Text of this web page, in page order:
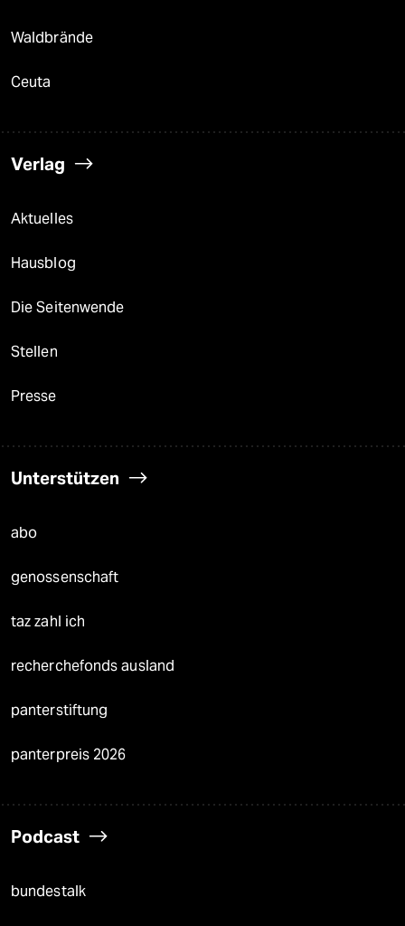
Waldbrände
Ceuta
Verlag
Aktuelles
Hausblog
Die Seitenwende
Stellen
Presse
Unterstützen
abo
genossenschaft
taz zahl ich
recherchefonds ausland
panterstiftung
panterpreis 2026
Podcast
bundestalk